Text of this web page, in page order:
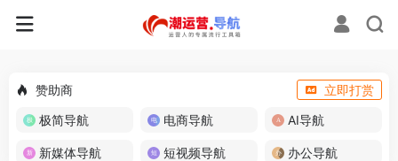
赞助商
立即打赏
极简导航
电商导航 AI导航
新媒体导航 短视频导航 办公导航